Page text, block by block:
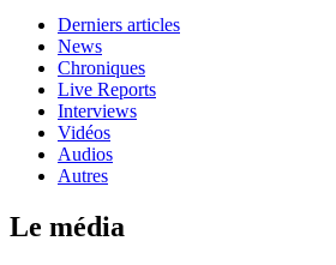
Derniers articles
News
Chroniques
Live Reports
Interviews
Vidéos
Audios
Autres
Le média